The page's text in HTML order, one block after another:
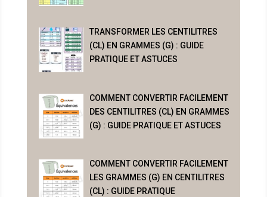
TRANSFORMER LES CENTILITRES
(CL) EN GRAMMES (G) : GUIDE
PRATIQUE ET ASTUCES
COMMENT CONVERTIR FACILEMENT
DES CENTILITRES (CL) EN GRAMMES
(G) : GUIDE PRATIQUE ET ASTUCES
COMMENT CONVERTIR FACILEMENT
LES GRAMMES (G) EN CENTILITRES
(CL) : GUIDE PRATIQUE